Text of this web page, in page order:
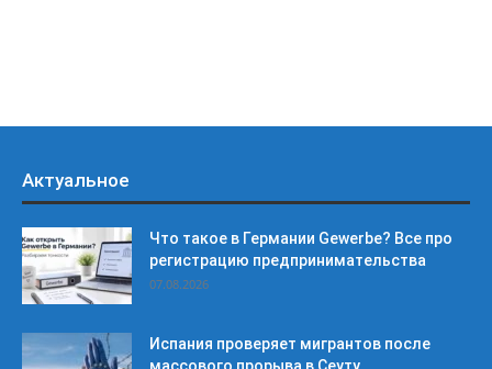
Актуальное
Что такое в Германии Gewerbe? Все про
регистрацию предпринимательства
07.08.2026
Испания проверяет мигрантов после